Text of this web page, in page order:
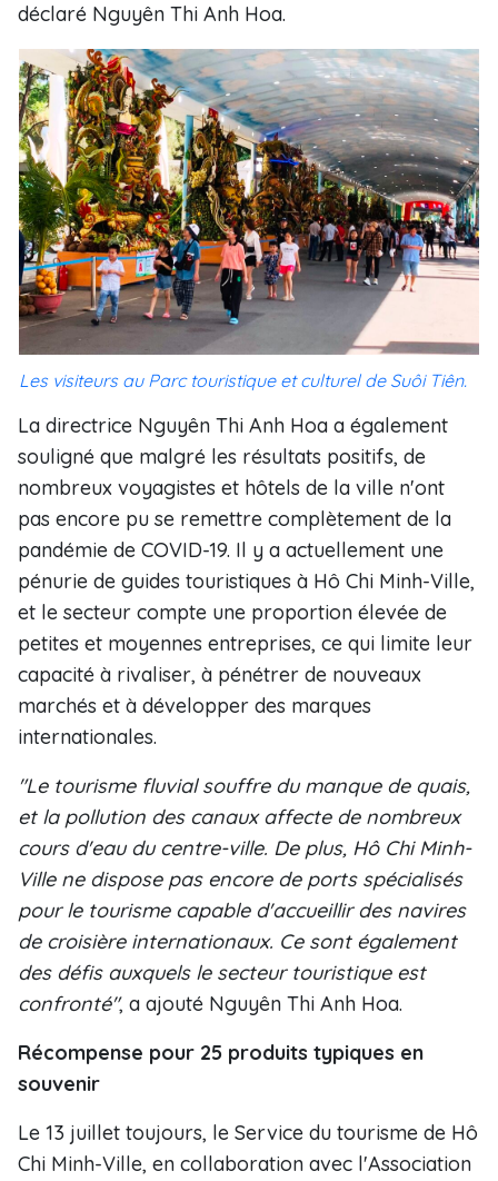
déclaré Nguyên Thi Anh Hoa.
Les visiteurs au Parc touristique et culturel de Suôi Tiên.
La directrice Nguyên Thi Anh Hoa a également
souligné que malgré les résultats positifs, de
nombreux voyagistes et hôtels de la ville n'ont
pas encore pu se remettre complètement de la
pandémie de COVID-19. Il y a actuellement une
pénurie de guides touristiques à Hô Chi Minh-Ville,
et le secteur compte une proportion élevée de
petites et moyennes entreprises, ce qui limite leur
capacité à rivaliser, à pénétrer de nouveaux
marchés et à développer des marques
internationales.
"Le tourisme fluvial souffre du manque de quais,
et la pollution des canaux affecte de nombreux
cours d'eau du centre-ville. De plus, Hô Chi Minh-
Ville ne dispose pas encore de ports spécialisés
pour le tourisme capable d'accueillir des navires
de croisière internationaux. Ce sont également
des défis auxquels le secteur touristique est
confronté", a ajouté Nguyên Thi Anh Hoa.
Récompense pour 25 produits typiques en
souvenir
Le 13 juillet toujours, le Service du tourisme de Hô
Chi Minh-Ville, en collaboration avec l'Association